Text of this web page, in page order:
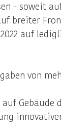
- soweit
breiter
auf
von
Gebäude